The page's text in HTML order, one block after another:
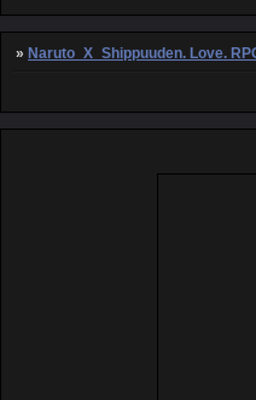
»Naruto_X_Shippuuden. Love.